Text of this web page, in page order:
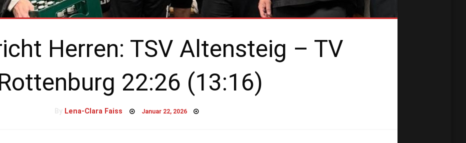
Herren: TSV Altensteig – TV
22:26 (13:16)
Lena-Clara Faiss
Posted
Januar 22, 2026